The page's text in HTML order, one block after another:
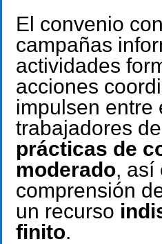
El convenio
campañas
actividades
acciones
impulsen entre
trabajadores
prácticas de
moderado, así
comprensión
un recurso
finito.